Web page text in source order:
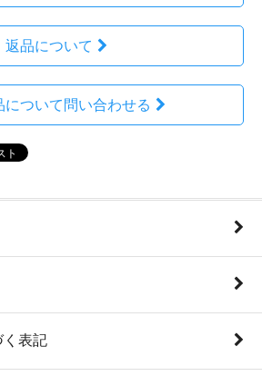
返品について
について問い合わせる
く表記